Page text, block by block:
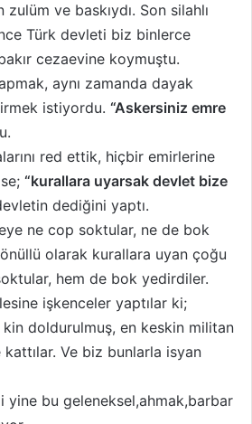
zulüm ve baskıydı. Son silahlı
Türk devleti biz binlerce
cezaevine koymuştu.
aynı zamanda dayak
istiyordu. “Askersiniz emre
red ettik, hiçbir emirlerine
“kurallara uyarsak devlet bize
dediğini yaptı.
ne cop soktular, ne de bok
olarak kurallara uyan çoğu
hem de bok yedirdiler.
işkenceler yaptılar ki;
doldurulmuş, en keskin militan
Ve biz bunlarla isyan
yine bu geleneksel,ahmak,barbar